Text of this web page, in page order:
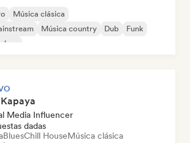
Música clásica
Música country Dub
Funk
hop
Media Influencer
dadas
BluesChill HouseMúsica clásica